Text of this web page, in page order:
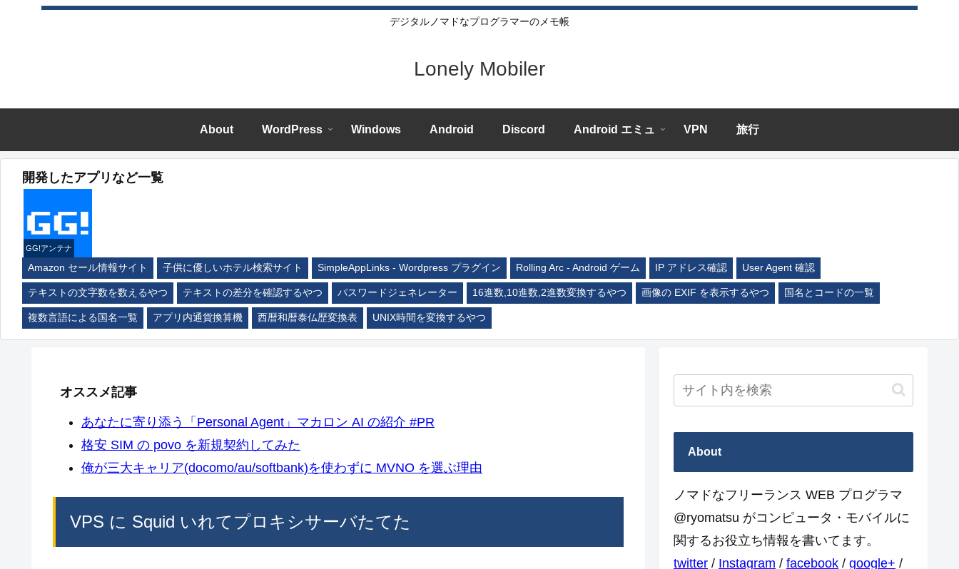
デジタルノマドなプログラマーのメモ帳
Lonely Mobiler
About WordPress Windows Android Discord Android エミュ VPN 旅行
開発したアプリなど一覧
GG!アンテナ
Amazon セール情報サイト 子供に優しいホテル検索サイト SimpleAppLinks - Wordpress プラグイン Rolling Arc - Android ゲーム IP アドレス確認 User Agent 確認
テキストの文字数を数えるやつ テキストの差分を確認するやつ パスワードジェネレーター 16進数,10進数,2進数変換するやつ 画像の EXIF を表示するやつ 国名とコードの一覧
複数言語による国名一覧 アプリ内通貨換算機 西暦和暦泰仏歴変換表 UNIX時間を変換するやつ
オススメ記事
あなたに寄り添う「Personal Agent」マカロン AI の紹介 #PR
格安 SIM の povo を新規契約してみた
俺が三大キャリア(docomo/au/softbank)を使わずに MVNO を選ぶ理由
VPS に Squid いれてプロキシサーバたてた
About
ノマドなフリーランス WEB プログラマ
@ryomatsu がコンピュータ・モバイルに
関するお役立ち情報を書いてます。
twitter / Instagram / facebook / google+ /